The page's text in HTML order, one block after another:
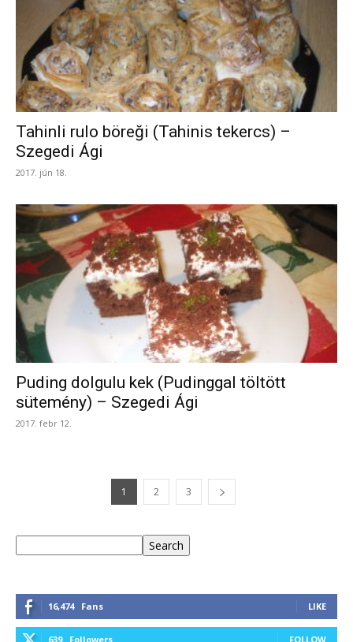
Tahinli rulo böreği (Tahinis tekercs) –
Szegedi Ági
2017. jún 18.
Puding dolgulu kek (Pudinggal töltött
sütemény) – Szegedi Ági
2017. febr 12.
1 2 3
Search
16,474 Fans LIKE
639 Followers FOLLOW